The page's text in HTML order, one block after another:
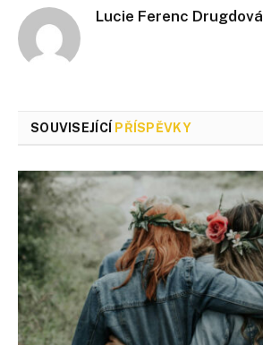
Lucie Ferenc Drugdová
SOUVISEJÍCÍ PŘÍSPĚVKY